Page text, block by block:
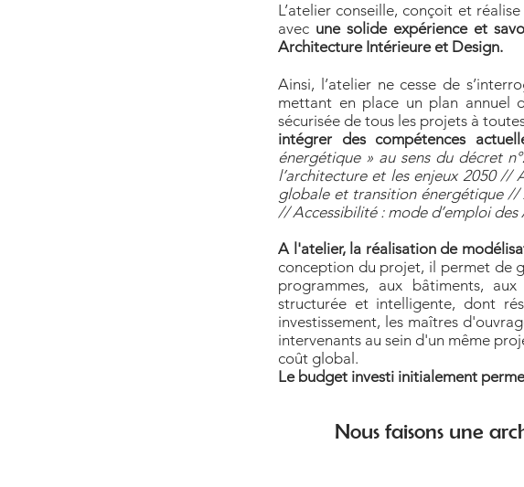
L’atelier conseille, conçoit et
avec une solide expérience et
Architecture Intérieure et Design.
Ainsi, l’atelier ne cesse de
mettant en place un plan annuel
sécurisée de tous les projets à
intégrer des compétences
énergétique » au sens du décret
l’architecture et les enjeux 2050 //
globale et transition énergétique //
// Accessibilité : mode d’emploi
A l'atelier, la réalisation de
conception du projet, il permet de
programmes, aux bâtiments,
structurée et intelligente, dont
investissement, les maîtres
intervenants au sein d'un même
coût global.
Le budget investi initialement
Nous faisons une